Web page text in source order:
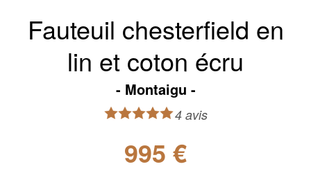
Fauteuil chesterfield en
lin et coton écru
Montaigu
4 avis
995 €